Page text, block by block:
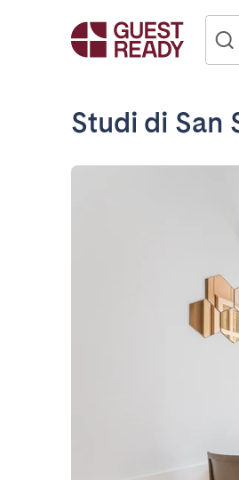
Studi di San